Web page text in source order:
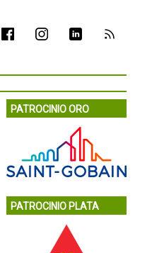
PATROCINIO ORO
PATROCINIO PLATA